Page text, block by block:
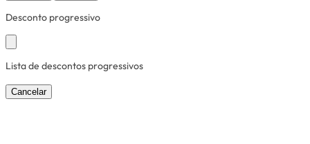
Desconto progressivo
Lista de descontos progressivos
Cancelar